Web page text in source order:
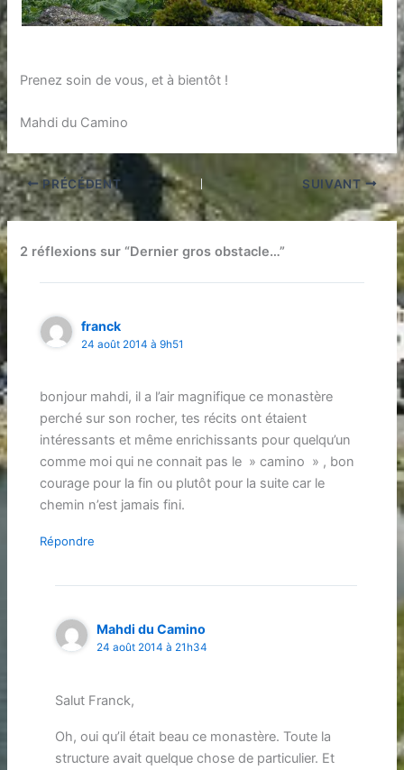
Prenez soin de vous, et à bientôt !
Mahdi du Camino
PRÉCÉDENT SUIVANT
2 réflexions sur “Dernier gros obstacle…”
franck
24 août 2014 à 9h51
bonjour mahdi, il a l’air magnifique ce monastère
perché sur son rocher, tes récits ont étaient
intéressants et même enrichissants pour quelqu’un
comme moi qui ne connait pas le » camino » , bon
courage pour la fin ou plutôt pour la suite car le
chemin n’est jamais fini.
Répondre
Mahdi du Camino
24 août 2014 à 21h34
Salut Franck,
Oh, oui qu’il était beau ce monastère. Toute la
structure avait quelque chose de particulier. Et